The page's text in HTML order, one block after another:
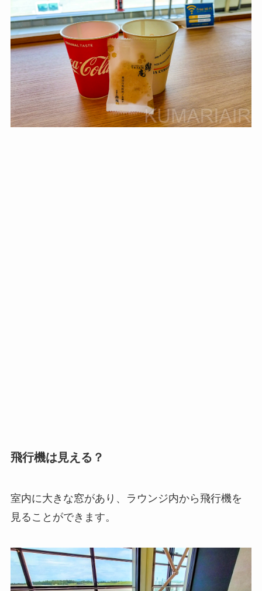
飛行機は見える？
室内に大きな窓があり、ラウンジ内から飛行機を
見ることができます。